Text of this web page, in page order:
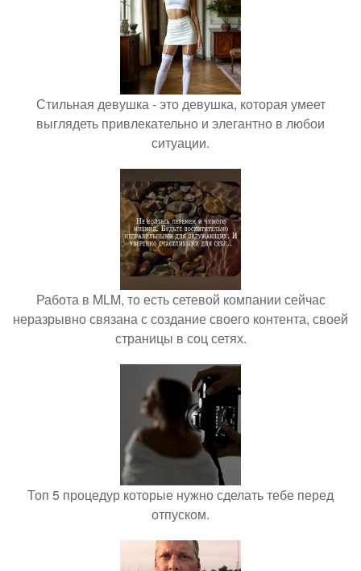
Стильная девушка - это девушка, которая умеет
выглядеть привлекательно и элегантно в любои
ситуации.
Работа в MLM, то есть сетевой компании сейчас
неразрывно связана с создание своего контента, своей
страницы в соц сетях.
Топ 5 процедур которые нужно сделать тебе перед
отпуском.